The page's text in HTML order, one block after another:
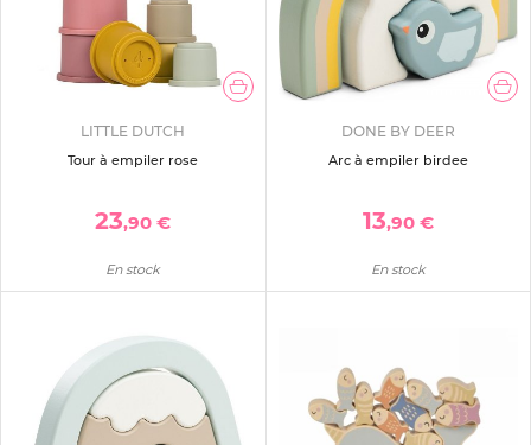
LITTLE DUTCH
Tour à empiler rose
23,90 €
En stock
DONE BY DEER
Arc à empiler birdee
13,90 €
En stock